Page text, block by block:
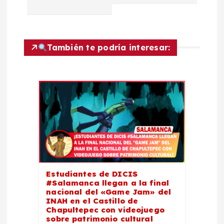
a
También te podría interesar:
Estudiantes de DICIS
#Salamanca llegan a la final
nacional del «Game Jam» del
INAH en el Castillo de
Chapultepec con videojuego
sobre patrimonio cultural